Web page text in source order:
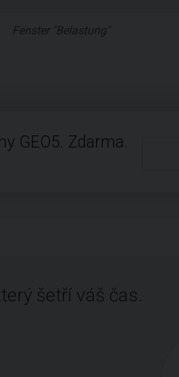
Fenster "Belastung"
GEO5. Zdarma.
šetří váš čas.